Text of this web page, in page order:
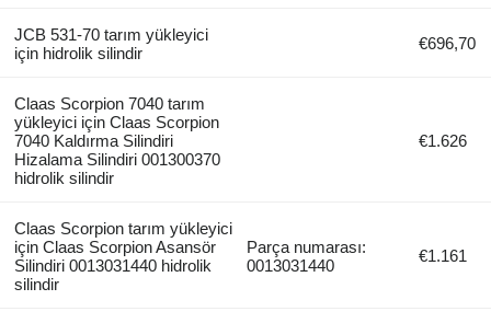
JCB 531-70 tarım yükleyici
için hidrolik silindir
€696,70
Claas Scorpion 7040 tarım
yükleyici için Claas Scorpion
7040 Kaldırma Silindiri
Hizalama Silindiri 001300370
hidrolik silindir
€1.626
Claas Scorpion tarım yükleyici
için Claas Scorpion Asansör
Silindiri 0013031440 hidrolik
silindir
Parça numarası:
0013031440
€1.161